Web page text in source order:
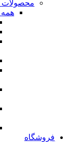
محصولات
فروشگاه